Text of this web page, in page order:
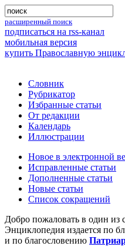
расширенный поиск
подписаться на rss-канал
мобильная версия
купить Православную
Словник
Рубрикатор
Избранные статьи
От редакции
Календарь
Иллюстрации
Новое в электронной
Исправленные статьи
Дополненные статьи
Новые статьи
Список сокращений
Добро пожаловать в один
Энциклопедия издается по
и по благословению